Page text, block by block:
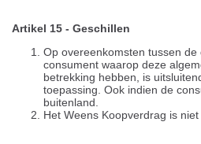
Artikel 15 - Geschillen
Op overeenkomsten tussen
consument waarop deze
betrekking hebben, is
toepassing. Ook indien de
buitenland.
Het Weens Koopverdrag is